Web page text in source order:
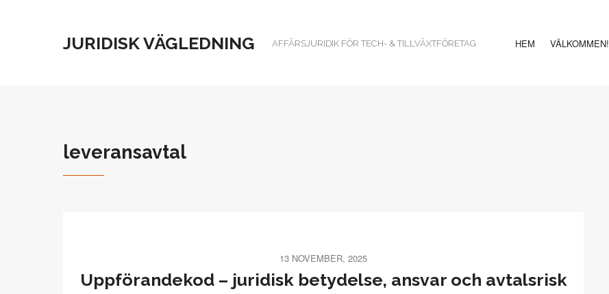
JURIDISK VÄGLEDNING AFFÄRSJURIDIK FÖR TECH- & TILLVÄXTFÖRETAG HEM VÄLKOMMEN!
leveransavtal
13 NOVEMBER, 2025
Uppförandekod – juridisk betydelse, ansvar och avtalsrisk